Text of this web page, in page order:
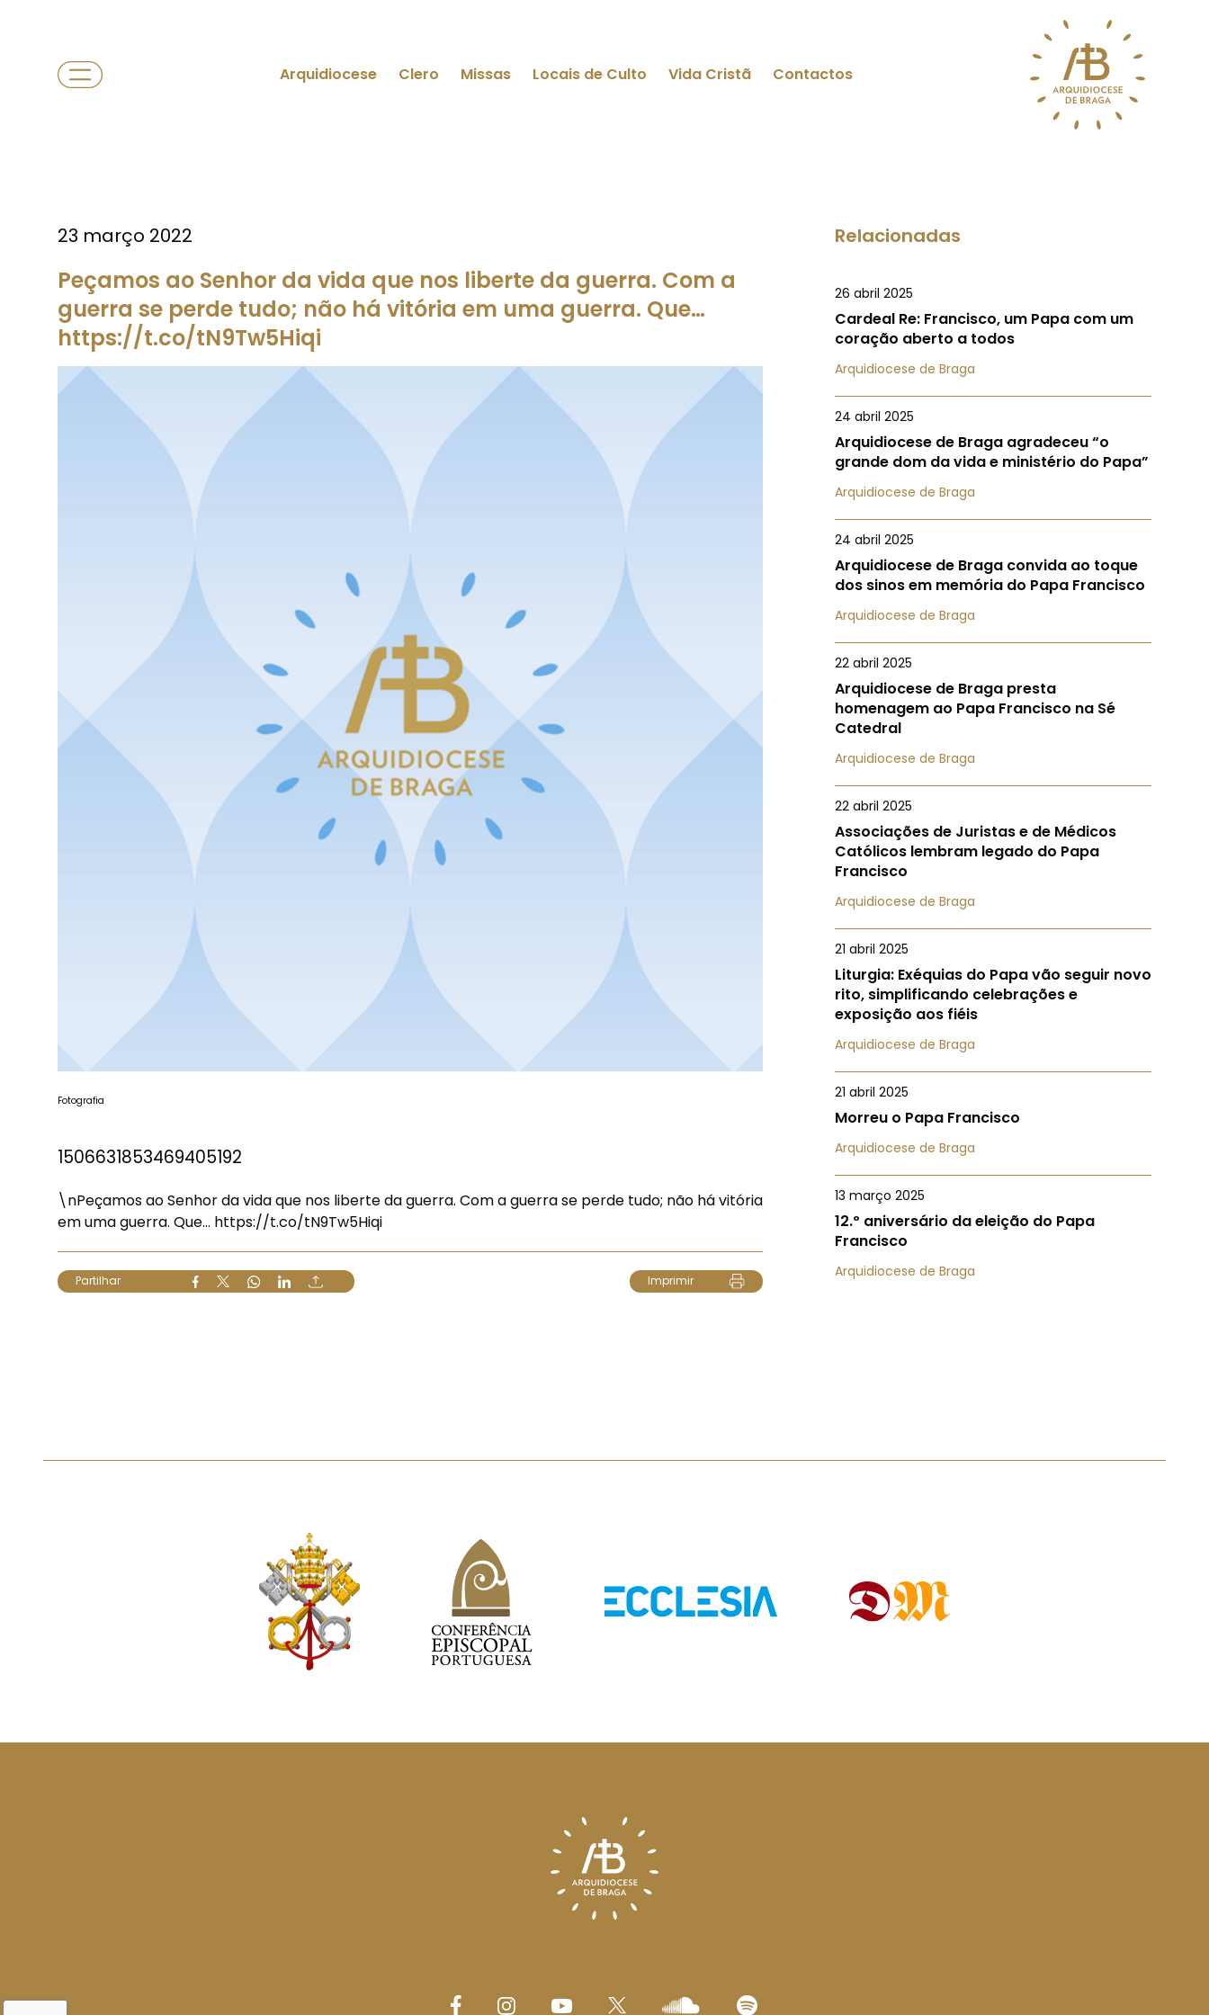
Arquidiocese Clero Missas Locais de Culto Vida Cristã Contactos
23 março 2022
Peçamos ao Senhor da vida que nos liberte da guerra. Com a
guerra se perde tudo; não há vitória em uma guerra. Que…
https://t.co/tN9Tw5Hiqi
Fotografia
1506631853469405192
\nPeçamos ao Senhor da vida que nos liberte da guerra. Com a guerra se perde tudo; não há vitória
em uma guerra. Que… https://t.co/tN9Tw5Hiqi
Partilhar Imprimir
Relacionadas
26 abril 2025
Cardeal Re: Francisco, um Papa com um
coração aberto a todos
Arquidiocese de Braga
24 abril 2025
Arquidiocese de Braga agradeceu “o
grande dom da vida e ministério do Papa”
Arquidiocese de Braga
24 abril 2025
Arquidiocese de Braga convida ao toque
dos sinos em memória do Papa Francisco
Arquidiocese de Braga
22 abril 2025
Arquidiocese de Braga presta
homenagem ao Papa Francisco na Sé
Catedral
Arquidiocese de Braga
22 abril 2025
Associações de Juristas e de Médicos
Católicos lembram legado do Papa
Francisco
Arquidiocese de Braga
21 abril 2025
Liturgia: Exéquias do Papa vão seguir novo
rito, simplificando celebrações e
exposição aos fiéis
Arquidiocese de Braga
21 abril 2025
Morreu o Papa Francisco
Arquidiocese de Braga
13 março 2025
12.º aniversário da eleição do Papa
Francisco
Arquidiocese de Braga